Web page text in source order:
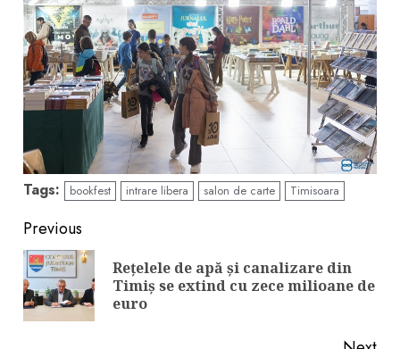
Tags: bookfest intrare libera salon de carte Timisoara
Continue
Reading
Previous
Rețelele de apă și canalizare din
Timiș se extind cu zece milioane de
euro